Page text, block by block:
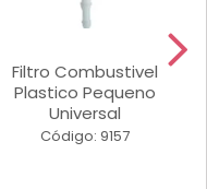
Filtro Combustivel
Plastico Pequeno
Universal
Código: 9157